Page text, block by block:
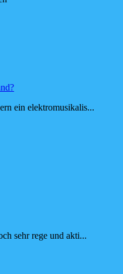
ein elektromusikalis...
sehr rege und akti...